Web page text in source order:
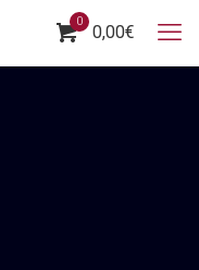
0
0,00€